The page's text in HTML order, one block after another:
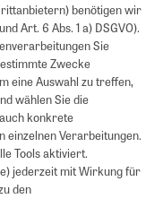
benötigen wir
Art. 6 Abs. 1 a) DSGVO).
Sie
Zwecke
eine Auswahl zu treffen,
wählen Sie die
konkrete
einzelnen Verarbeitungen.
Tools aktiviert.
jederzeit mit Wirkung für
den